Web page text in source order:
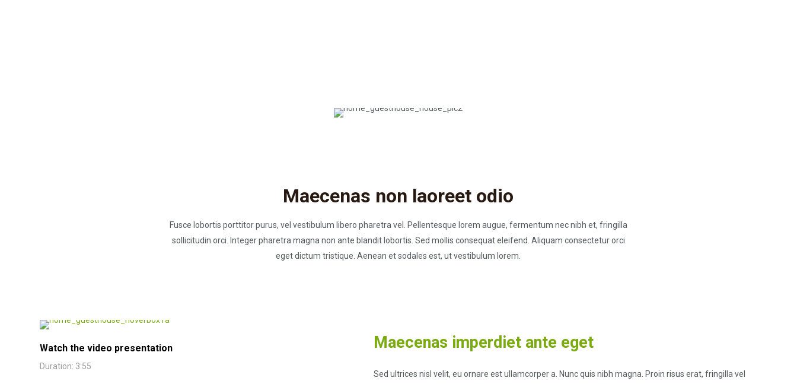
Maecenas non laoreet odio
Fusce lobortis porttitor purus, vel vestibulum libero pharetra vel. Pellentesque lorem augue, fermentum nec nibh et, fringilla
sollicitudin orci. Integer pharetra magna non ante blandit lobortis. Sed mollis consequat eleifend. Aliquam consectetur orci
eget dictum tristique. Aenean et sodales est, ut vestibulum lorem.
Watch the video presentation
Duration: 3:55
Maecenas imperdiet ante eget
Sed ultrices nisl velit, eu ornare est ullamcorper a. Nunc quis nibh magna. Proin risus erat, fringilla vel